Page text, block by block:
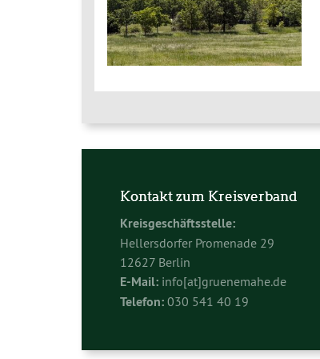
Kontakt zum Kreisverband
Kreisgeschäftsstelle:
Hellersdorfer Promenade 29
12627 Berlin
E-Mail: info[at]gruenemahe.de
Telefon: 030 541 40 19